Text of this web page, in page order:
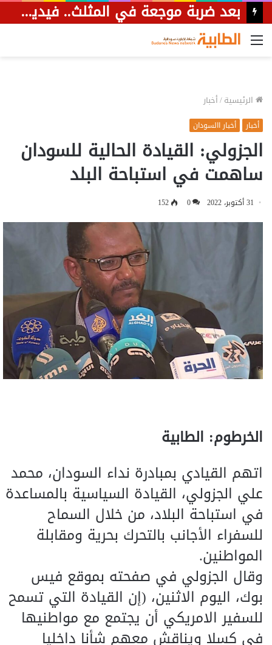
القائمة
الرئيسية/أخبار
أخبار أخبار االسودان
الجزولي: القيادة الحالية للسودان
ساهمت في استباحة البلد
31 أكتوبر، 2022 0
152
الخرطوم: الطابية
اتهم القيادي بمبادرة نداء السودان، محمد
علي الجزولي، القيادة السياسية بالمساعدة
في استباحة البلاد، من خلال السماح
للسفراء الأجانب بالتحرك بحرية ومقابلة
المواطنين.
وقال الجزولي في صفحته بموقع فيس
بوك، اليوم الاثنين، (إن القيادة التي تسمح
للسفير الامريكي أن يجتمع مع مواطنيها
في كسلا ويناقش معهم شأنا داخليا